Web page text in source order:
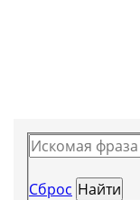
Сброс